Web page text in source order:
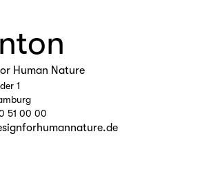
Human Nature
1
51 00 00